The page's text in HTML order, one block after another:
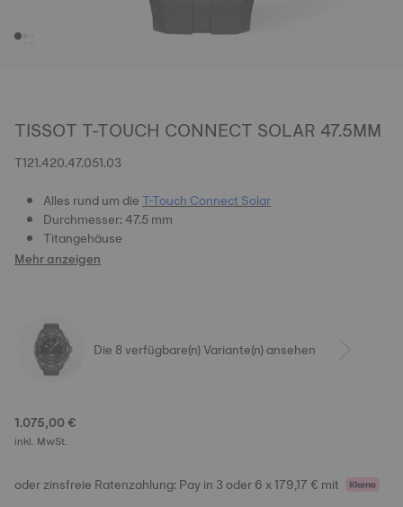
TISSOT T-TOUCH CONNECT SOLAR 47.5MM
T121.420.47.051.03
Alles rund um dieT-Touch Connect Solar
Durchmesser: 47.5 mm
Titangehäuse
Mehr anzeigen
Die 8 verfügbare(n) Variante(n) ansehen
1.075,00 €
inkl. MwSt.
oder zinsfreie Ratenzahlung: Pay in 3 oder 6 x 179,17 € mit